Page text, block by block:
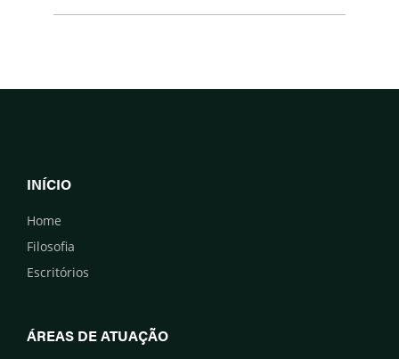
INÍCIO
Home
Filosofia
Escritórios
ÁREAS DE ATUAÇÃO